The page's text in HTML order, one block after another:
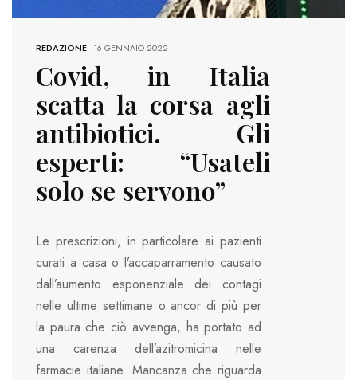
REDAZIONE-16 GENNAIO 2022
Covid, in Italia
scatta la corsa agli
antibiotici. Gli
esperti: “Usateli
solo se servono”
Le prescrizioni, in particolare ai pazienti
curati a casa o l’accaparramento causato
dall’aumento esponenziale dei contagi
nelle ultime settimane o ancor di più per
la paura che ciò avvenga, ha portato ad
una carenza dell’azitromicina nelle
farmacie italiane. Mancanza che riguarda